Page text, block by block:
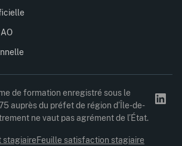
de formation enregistré sous le
auprès du préfet de région d’Île-de-
ne vaut pas agrément de l’État.
stagiaireFeuille satisfaction stagiaire